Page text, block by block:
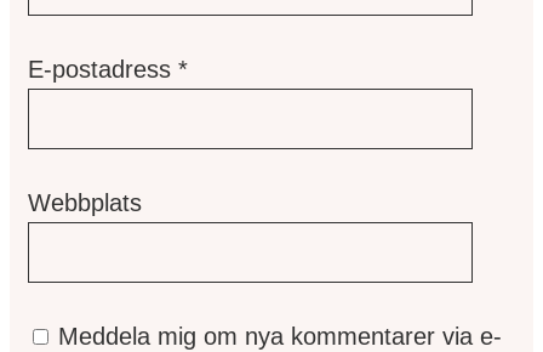
E-postadress *
Webbplats
Meddela mig om nya kommentarer via e-